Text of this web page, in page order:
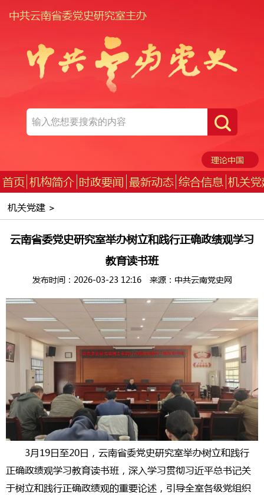
中共云南省委党史研究室主办
理论中国
首页 机构简介 时政要闻 最新动态 综合信息 机关
机关党建 >
云南省委党史研究室举办树立和践行正确政绩观学习
教育读书班
发布时间：2026-03-23 12:16 来源：中共云南党史网
3月19日至20日，云南省委党史研究室举办树立和践行
正确政绩观学习教育读书班，深入学习贯彻习近平总书记关
于树立和践行正确政绩观的重要论述，引导全室各级党组织